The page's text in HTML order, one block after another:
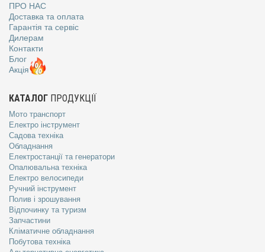
ПРО НАС
Доставка та оплата
Гарантія та сервіс
Дилерам
Контакти
Блог
Акція
КАТАЛОГ ПРОДУКЦІЇ
Мото транспорт
Електро інструмент
Садова техніка
Обладнання
Електростанції та генератори
Опалювальна техніка
Електро велосипеди
Ручний інструмент
Полив і зрошування
Відпочинку та туризм
Запчастини
Кліматичне обладнання
Побутова техніка